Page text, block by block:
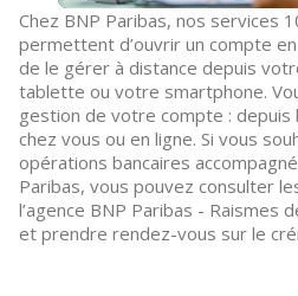
Chez BNP Paribas, nos services
permettent d’ouvrir un compte
de le gérer à distance depuis
tablette ou votre smartphone.
gestion de votre compte : depuis
chez vous ou en ligne. Si vous
opérations bancaires
Paribas, vous pouvez consulter
l’agence BNP Paribas - Raismes
et prendre rendez-vous sur le